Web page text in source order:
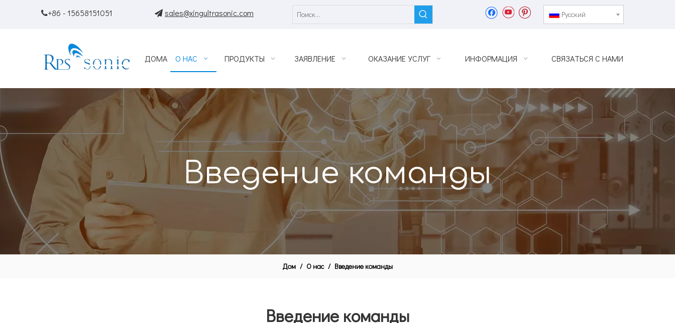
+86 - 15658151051  sales@xingultrasonic.com Pусский
ДОМА О НАС ПРОДУКТЫ ЗАЯВЛЕНИЕ ОКАЗАНИЕ УСЛУГ ИНФОРМАЦИЯ СВЯЗАТЬСЯ С НАМИ
Введение команды
Дом / О нас / Введение команды
Введение команды